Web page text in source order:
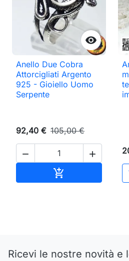

Anello Due Cobra
Attorcigliati Argento
925 - Gioiello Uomo
Serpente
92,40 € 105,00 €
 
 Aggiungi al
Ricevi le nostre novità e